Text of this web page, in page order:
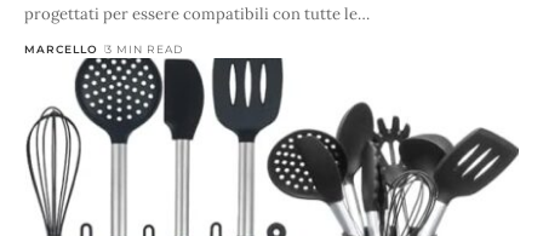
progettati per essere compatibili con tutte le…
MARCELLO 3 MIN READ